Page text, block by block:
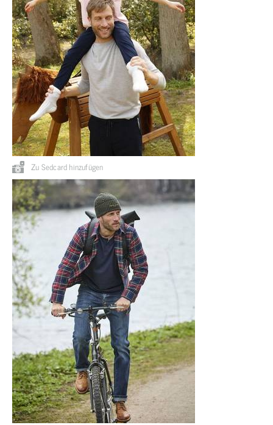
Zu Sedcard hinzufügen